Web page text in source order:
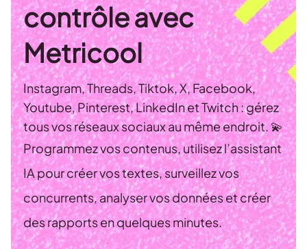
contrôle avec
Metricool
Instagram, Threads, Tiktok, X, Facebook,
Youtube, Pinterest, LinkedIn et Twitch : gérez
tous vos réseaux sociaux au même endroit. 💫
Programmez vos contenus, utilisez l’assistant
IA pour créer vos textes, surveillez vos
concurrents, analyser vos données et créer
des rapports en quelques minutes.